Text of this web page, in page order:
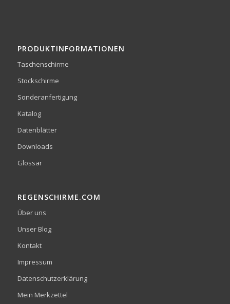
PRODUKTINFORMATIONEN
Taschenschirme
Stockschirme
Sonderanfertigung
Katalog
Datenblätter
Downloads
Glossar
REGENSCHIRME.COM
Über uns
Unser Blog
Kontakt
Impressum
Datenschutzerklärung
Mein Merkzettel